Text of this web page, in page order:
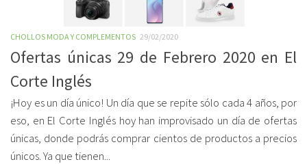
CHOLLOS MODA Y COMPLEMENTOS 29/02/2020
Ofertas únicas 29 de Febrero 2020 en El
Corte Inglés
¡Hoy es un día único! Un día que se repite sólo cada 4 años, por
eso, en El Corte Inglés hoy han improvisado un día de ofertas
únicas, donde podrás comprar cientos de productos a precios
únicos. Ya que tienen...